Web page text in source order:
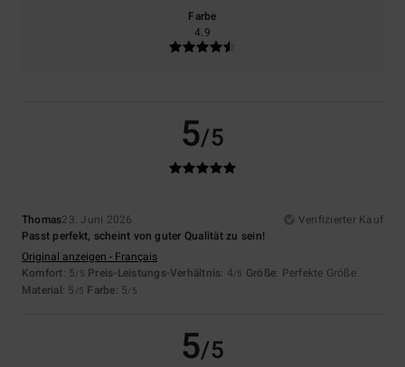
Farbe
4.9
5/5
Thomas23. Juni 2026
Verifizierter Kauf
Passt perfekt, scheint von guter Qualität zu sein!
Original anzeigen - Français
Komfort: 5/5 Preis-Leistungs-Verhältnis: 4/5 Größe: Perfekte Größe
Material: 5 /5 Farbe: 5/5
5/5